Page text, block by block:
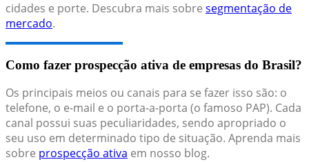
cidades e porte. Descubra mais sobre segmentação de
mercado.
Como fazer prospecção ativa de empresas do Brasil?
Os principais meios ou canais para se fazer isso são: o
telefone, o e-mail e o porta-a-porta (o famoso PAP). Cada
canal possui suas peculiaridades, sendo apropriado o
seu uso em determinado tipo de situação. Aprenda mais
sobre prospecção ativa em nosso blog.